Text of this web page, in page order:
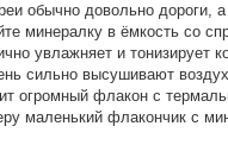
обычно довольно дороги,
минералку в ёмкость со
увлажняет и тонизирует
сильно высушивают
огромный флакон с
маленький флакончик с